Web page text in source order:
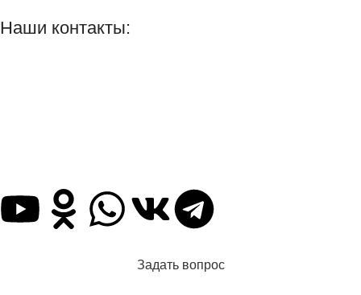
Наши контакты:
Задать вопрос